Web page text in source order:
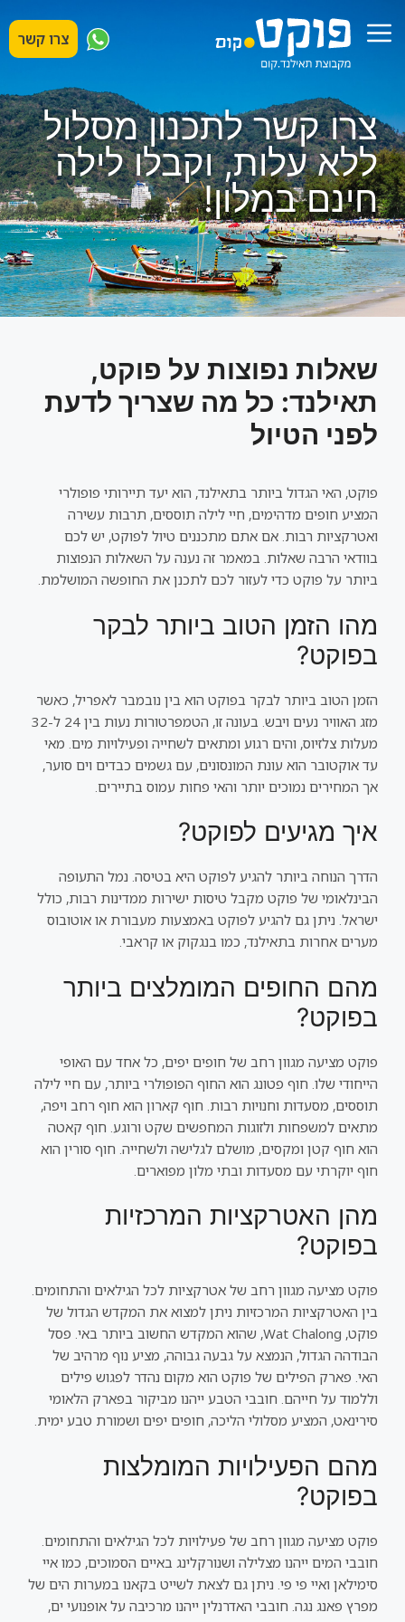
לתוכן תפריט צרו קשר
צרו קשר לתכנון מסלול
ללא עלות, וקבלו לילה
חינם במלון!
שאלות נפוצות על פוקט,
תאילנד: כל מה שצריך לדעת
לפני הטיול
פוקט, האי הגדול ביותר בתאילנד, הוא יעד תיירותי פופולרי
המציע חופים מדהימים, חיי לילה תוססים, תרבות עשירה
ואטרקציות רבות. אם אתם מתכננים טיול לפוקט, יש לכם
בוודאי הרבה שאלות. במאמר זה נענה על השאלות הנפוצות
ביותר על פוקט כדי לעזור לכם לתכנן את החופשה המושלמת.
מהו הזמן הטוב ביותר לבקר
בפוקט?
הזמן הטוב ביותר לבקר בפוקט הוא בין נובמבר לאפריל, כאשר
מזג האוויר נעים ויבש. בעונה זו, הטמפרטורות נעות בין 24 ל-32
מעלות צלזיוס, והים רגוע ומתאים לשחייה ופעילויות מים. מאי
עד אוקטובר הוא עונת המונסונים, עם גשמים כבדים וים סוער,
אך המחירים נמוכים יותר והאי פחות עמוס בתיירים.
איך מגיעים לפוקט?
הדרך הנוחה ביותר להגיע לפוקט היא בטיסה. נמל התעופה
הבינלאומי של פוקט מקבל טיסות ישירות ממדינות רבות, כולל
ישראל. ניתן גם להגיע לפוקט באמצעות מעבורת או אוטובוס
מערים אחרות בתאילנד, כמו בנגקוק או קראבי.
מהם החופים המומלצים ביותר
בפוקט?
פוקט מציעה מגוון רחב של חופים יפים, כל אחד עם האופי
הייחודי שלו. חוף פטונג הוא החוף הפופולרי ביותר, עם חיי לילה
תוססים, מסעדות וחנויות רבות. חוף קארון הוא חוף רחב ויפה,
מתאים למשפחות ולזוגות המחפשים שקט ורוגע. חוף קאטה
הוא חוף קטן ומקסים, מושלם לגלישה ולשחייה. חוף סורין הוא
חוף יוקרתי עם מסעדות ובתי מלון מפוארים.
מהן האטרקציות המרכזיות
בפוקט?
פוקט מציעה מגוון רחב של אטרקציות לכל הגילאים והתחומים.
בין האטרקציות המרכזיות ניתן למצוא את המקדש הגדול של
פוקט, Wat Chalong, שהוא המקדש החשוב ביותר באי. פסל
הבודהה הגדול, הנמצא על גבעה גבוהה, מציע נוף מרהיב של
האי. פארק הפילים של פוקט הוא מקום נהדר לפגוש פילים
וללמוד על חייהם. חובבי הטבע ייהנו מביקור בפארק הלאומי
סירינאט, המציע מסלולי הליכה, חופים יפים ושמורת טבע ימית.
מהם הפעילויות המומלצות
בפוקט?
פוקט מציעה מגוון רחב של פעילויות לכל הגילאים והתחומים.
חובבי המים ייהנו מצלילה ושנורקלינג באיים הסמוכים, כמו איי
סימילאן ואיי פי פי. ניתן גם לצאת לשייט בקאנו במערות הים של
מפרץ פאנג נגה. חובבי האדרנלין ייהנו מרכיבה על אופנועי ים,